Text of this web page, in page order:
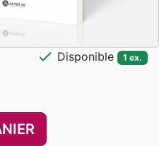
check Disponible 1 ex.